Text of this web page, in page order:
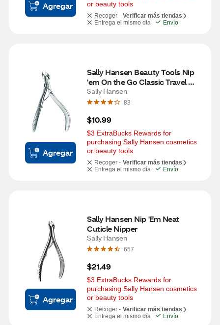
Agregar
or beauty tools
Recoger - Verificar más tiendas
Entrega el mismo día
Envío
Agregar
Sally Hansen Beauty Tools Nip
'em On the Go Classic Travel
Nipper
Sally Hansen
83
$10.99
$3 ExtraBucks Rewards for
purchasing Sally Hansen cosmetics
or beauty tools
Recoger - Verificar más tiendas
Entrega el mismo día
Envío
Agregar
Sally Hansen Nip 'Em Neat
Cuticle Nipper
Sally Hansen
657
$21.49
$3 ExtraBucks Rewards for
purchasing Sally Hansen cosmetics
or beauty tools
Recoger - Verificar más tiendas
Entrega el mismo día
Envío